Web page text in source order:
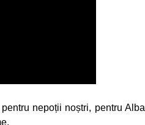
nepoții noștri, pentru Alba